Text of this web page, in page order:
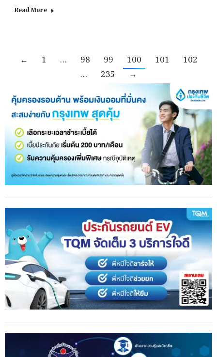
Read More
← 1 … 98 99 100 101
102
…
235 →